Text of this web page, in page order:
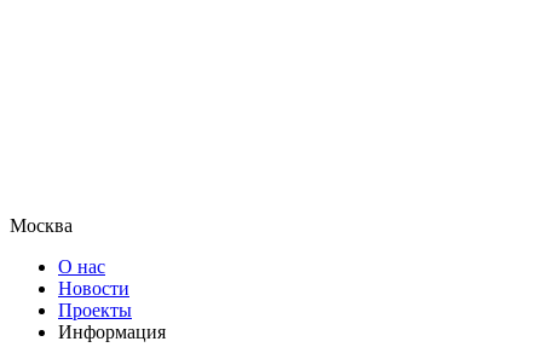
Москва
О нас
Новости
Проекты
Информация